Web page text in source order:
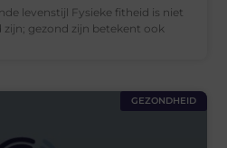
levenstijl Fysieke fitheid is niet
zijn; gezond zijn betekent ook
GEZONDHEID